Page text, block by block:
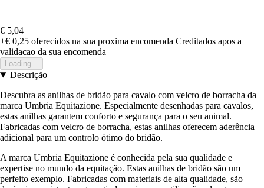
€ 5,04
+€ 0,25 oferecidos na sua proxima encomenda Creditados apos a
validacao da sua encomenda
Loading...
Descrição
Descubra as anilhas de bridão para cavalo com velcro de borracha da
marca Umbria Equitazione. Especialmente desenhadas para cavalos,
estas anilhas garantem conforto e segurança para o seu animal.
Fabricadas com velcro de borracha, estas anilhas oferecem aderência
adicional para um controlo ótimo do bridão.
A marca Umbria Equitazione é conhecida pela sua qualidade e
expertise no mundo da equitação. Estas anilhas de bridão são um
perfeito exemplo. Fabricadas com materiais de alta qualidade, são